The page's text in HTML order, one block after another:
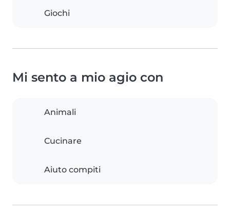
Giochi
Mi sento a mio agio con
Animali
Cucinare
Aiuto compiti